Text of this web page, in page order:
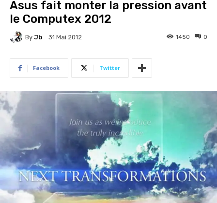
Asus fait monter la pression avant
le Computex 2012
By Jb 31 Mai 2012 0
1450
Facebook Twitter